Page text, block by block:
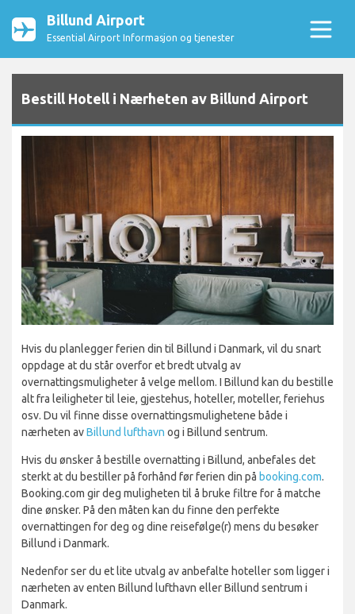
Billund Airport
Essential Airport Informasjon og tjenester
Bestill Hotell i Nærheten av Billund Airport
Hvis du planlegger ferien din til Billund i Danmark, vil du snart
oppdage at du står overfor et bredt utvalg av
overnattingsmuligheter å velge mellom. I Billund kan du bestille
alt fra leiligheter til leie, gjestehus, hoteller, moteller, feriehus
osv. Du vil finne disse overnattingsmulighetene både i
nærheten avBillund lufthavn og i Billund sentrum.
Hvis du ønsker å bestille overnatting i Billund, anbefales det
sterkt at du bestiller på forhånd før ferien din på booking.com.
Booking.com gir deg muligheten til å bruke filtre for å matche
dine ønsker. På den måten kan du finne den perfekte
overnattingen for deg og dine reisefølge(r) mens du besøker
Billund i Danmark.
Nedenfor ser du et lite utvalg av anbefalte hoteller som ligger i
nærheten av enten Billund lufthavn eller Billund sentrum i
Danmark.